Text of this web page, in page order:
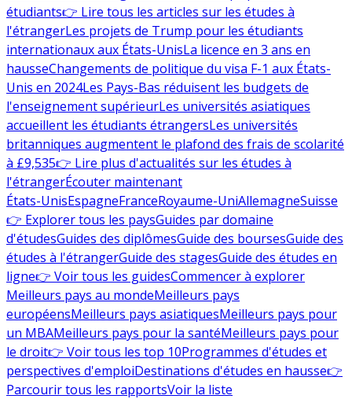
étudiants👉 Lire tous les articles sur les études à
l'étrangerLes projets de Trump pour les étudiants
internationaux aux États-UnisLa licence en 3 ans en
hausseChangements de politique du visa F-1 aux États-
Unis en 2024Les Pays-Bas réduisent les budgets de
l'enseignement supérieurLes universités asiatiques
accueillent les étudiants étrangersLes universités
britanniques augmentent le plafond des frais de scolarité
à £9,535👉 Lire plus d'actualités sur les études à
l'étrangerÉcouter maintenant
États-UnisEspagneFranceRoyaume-UniAllemagneSuisse
👉 Explorer tous les paysGuides par domaine
d'étudesGuides des diplômesGuide des boursesGuide des
études à l'étrangerGuide des stagesGuide des études en
ligne👉 Voir tous les guidesCommencer à explorer
Meilleurs pays au mondeMeilleurs pays
européensMeilleurs pays asiatiquesMeilleurs pays pour
un MBAMeilleurs pays pour la santéMeilleurs pays pour
le droit👉 Voir tous les top 10Programmes d'études et
perspectives d'emploiDestinations d'études en hausse👉
Parcourir tous les rapportsVoir la liste